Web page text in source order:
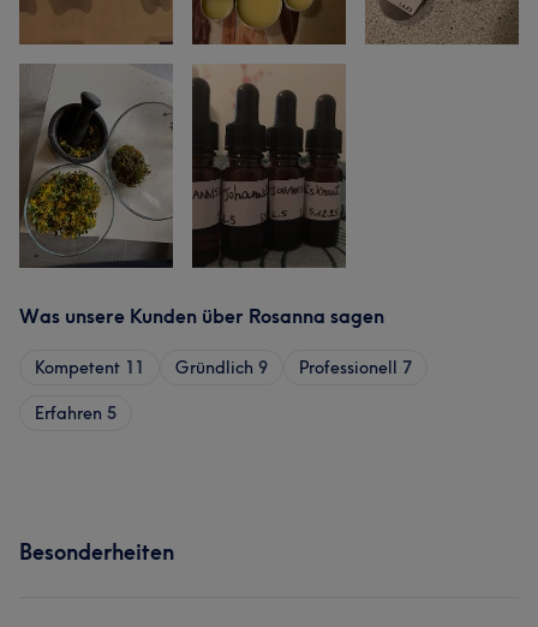
Was unsere Kunden über Rosanna sagen
Kompetent 11 Gründlich 9 Professionell 7
Erfahren 5
Besonderheiten